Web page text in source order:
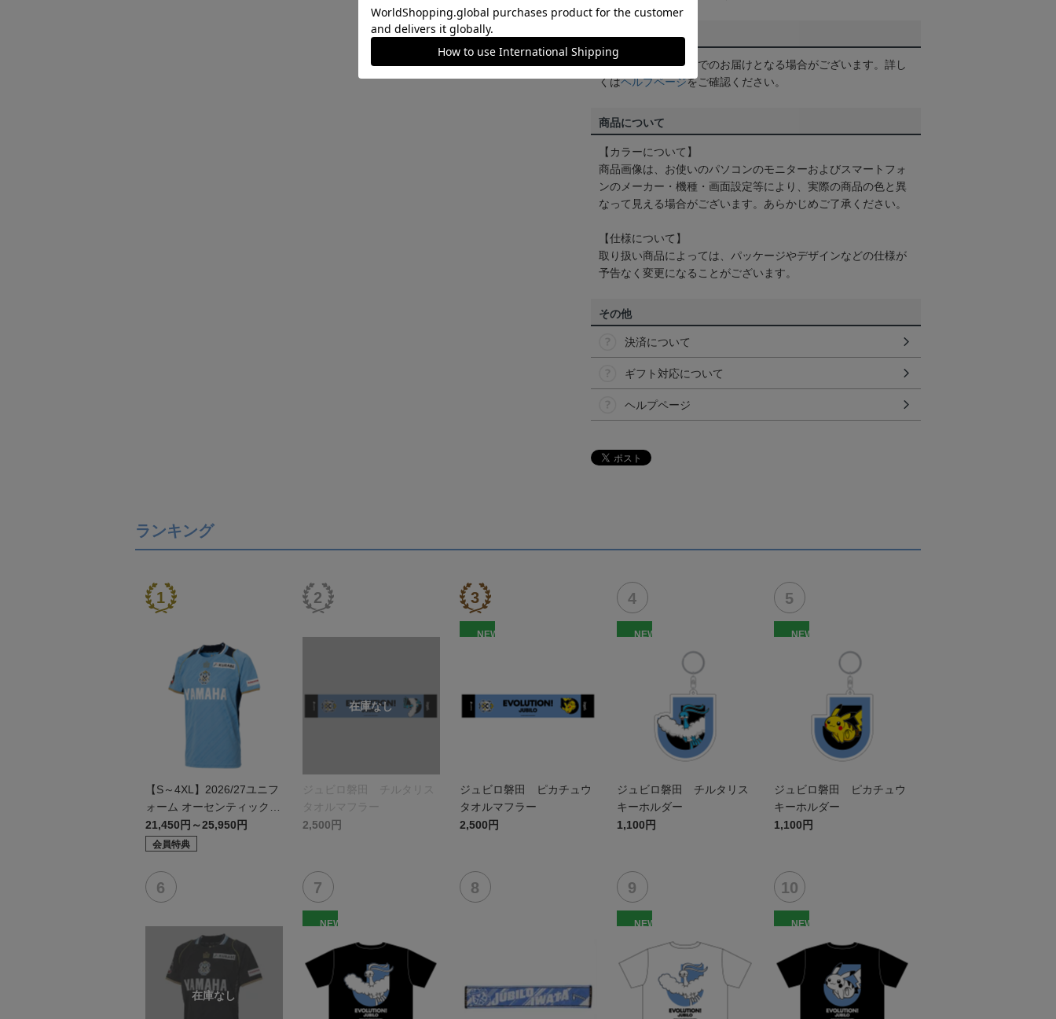
配送方法について
一部商品はメール便でのお届けとなる場合がございます。詳し
くはヘルプページをご確認ください。
商品について
【カラーについて】
商品画像は、お使いのパソコンのモニターおよびスマートフォ
ンのメーカー・機種・画面設定等により、実際の商品の色と異
なって見える場合がございます。あらかじめご了承ください。
【仕様について】
取り扱い商品によっては、パッケージやデザインなどの仕様が
予告なく変更になることがございます。
その他
決済について
ギフト対応について
ヘルプページ
ランキング
【S～4XL】2026/27ユニフ
ォーム オーセンティックモ
デル:FP1st
21,450円～25,950円
会員特典
ジュビロ磐田 チルタリス
タオルマフラー
2,500円
NEW
ジュビロ磐田 ピカチュウ
タオルマフラー
2,500円
NEW
ジュビロ磐田 チルタリス
キーホルダー
1,100円
NEW
ジュビロ磐田 ピカチュウ
キーホルダー
1,100円
NEW NEW NEW